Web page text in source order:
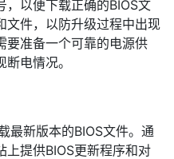
，以便下载正确的BIOS文
文件，以防升级过程中出现
要准备一个可靠的电源供
电情况。
最新版本的BIOS文件。通
上提供BIOS更新程序和对